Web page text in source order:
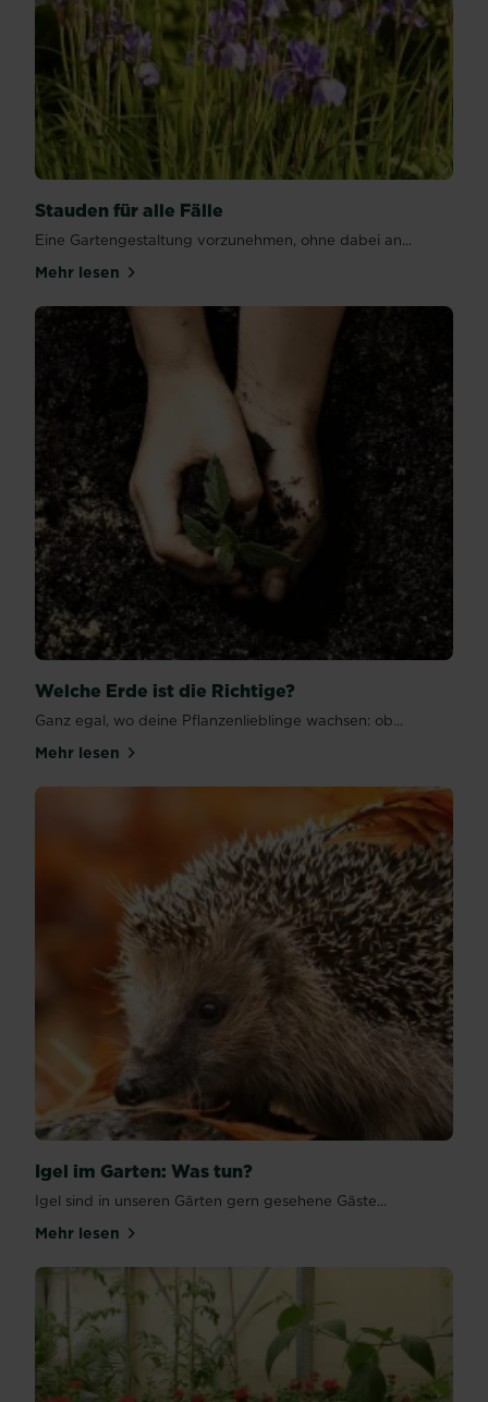
Stauden für alle Fälle
Eine Gartengestaltung vorzunehmen, ohne dabei an...
Mehr lesenüber Stauden für alle Fälle
Welche Erde ist die Richtige?
Ganz egal, wo deine Pflanzenlieblinge wachsen: ob...
Mehr lesenüber Welche Erde ist die Richtige?
Igel im Garten: Was tun?
Igel sind in unseren Gärten gern gesehene Gäste...
Mehr lesenüber Igel im Garten: Was tun?